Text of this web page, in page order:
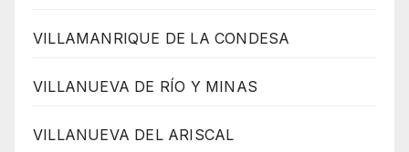
VILLAMANRIQUE DE LA CONDESA
VILLANUEVA DE RÍO Y MINAS
VILLANUEVA DEL ARISCAL